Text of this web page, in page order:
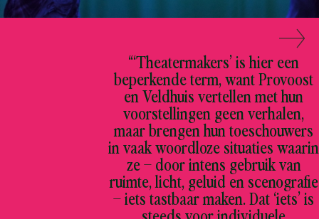
“‘Theatermakers’ is hier een
beperkende term, want Provoost
en Veldhuis vertellen met hun
voorstellingen geen verhalen,
maar brengen hun toeschouwers
in vaak woordloze situaties waarin
ze – door intens gebruik van
ruimte, licht, geluid en scenografie
– iets tastbaar maken. Dat ‘iets’ is